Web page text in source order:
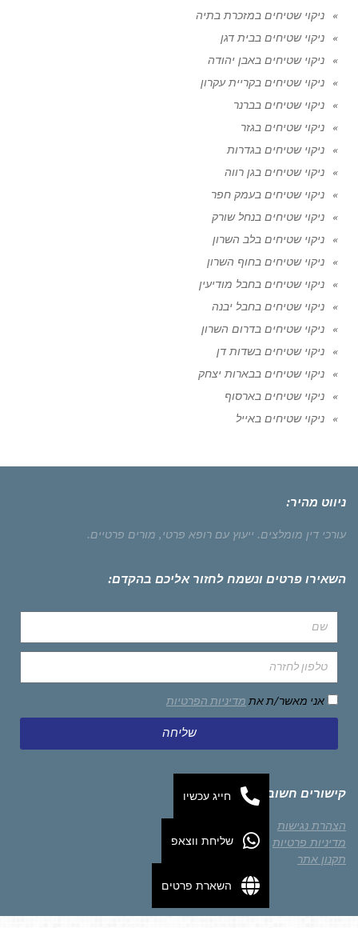
ניקוי שטיחים במזכרת בתיה
ניקוי שטיחים בבית דגן
ניקוי שטיחים באבן יהודה
ניקוי שטיחים בקריית עקרון
ניקוי שטיחים בברנר
ניקוי שטיחים בגזר
ניקוי שטיחים בגדרות
ניקוי שטיחים בגן רווה
ניקוי שטיחים בעמק חפר
ניקוי שטיחים בנחל שורק
ניקוי שטיחים בלב השרון
ניקוי שטיחים בחוף השרון
ניקוי שטיחים בחבל מודיעין
ניקוי שטיחים בחבל יבנה
ניקוי שטיחים בדרום השרון
ניקוי שטיחים בשדות דן
ניקוי שטיחים בבארות יצחק
ניקוי שטיחים בארסוף
ניקוי שטיחים באייל
ניווט מהיר:
עורכי דין מומלצים. ייעוץ עם רופא פרטי, מורים פרטיים.
השאירו פרטים ונשמח לחזור אליכם בהקדם:
אני מאשר/ת את מדיניות הפרטיות
שליחה
קישורים חשובים
הצהרת נגישות
מדיניות פרטיות
תקנון אתר
חייג עכשיו
שליחת ווצאפ
השארת פרטים